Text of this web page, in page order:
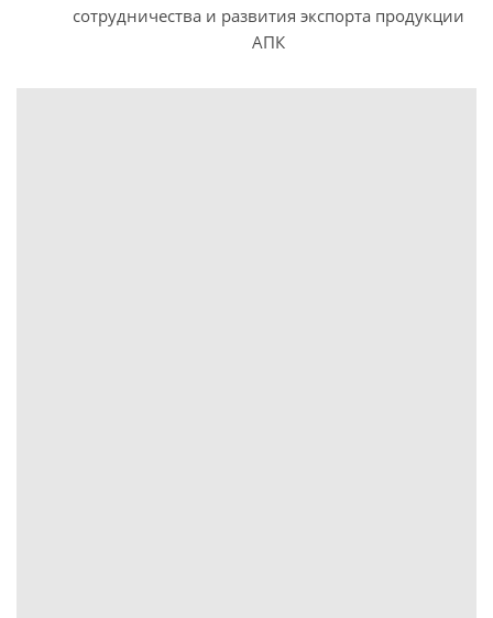
сотрудничества и развития экспорта продукции
АПК